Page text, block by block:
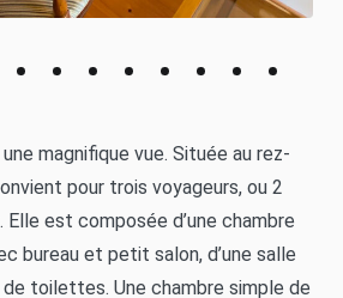
magnifique vue. Située au rez-
pour trois voyageurs, ou 2
est composée d’une chambre
bureau et petit salon, d’une salle
toilettes. Une chambre simple de